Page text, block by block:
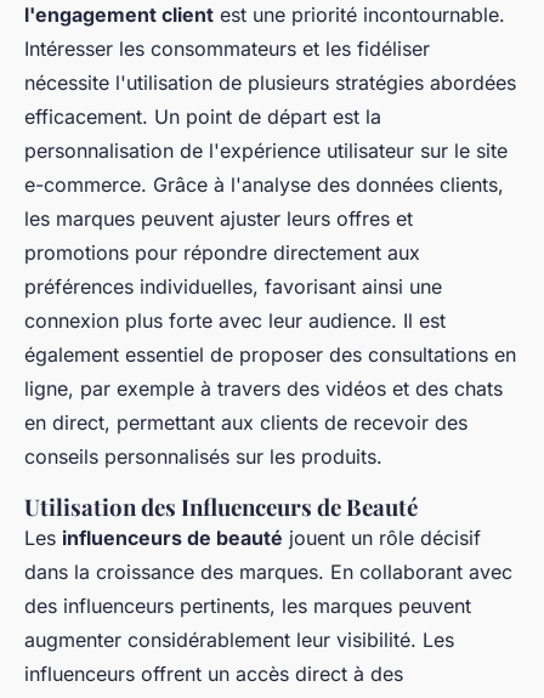
l'engagement client est une priorité incontournable.
Intéresser les consommateurs et les fidéliser
nécessite l'utilisation de plusieurs stratégies abordées
efficacement. Un point de départ est la
personnalisation de l'expérience utilisateur sur le site
e-commerce. Grâce à l'analyse des données clients,
les marques peuvent ajuster leurs offres et
promotions pour répondre directement aux
préférences individuelles, favorisant ainsi une
connexion plus forte avec leur audience. Il est
également essentiel de proposer des consultations en
ligne, par exemple à travers des vidéos et des chats
en direct, permettant aux clients de recevoir des
conseils personnalisés sur les produits.
Utilisation des Influenceurs de Beauté
Les influenceurs de beauté jouent un rôle décisif
dans la croissance des marques. En collaborant avec
des influenceurs pertinents, les marques peuvent
augmenter considérablement leur visibilité. Les
influenceurs offrent un accès direct à des